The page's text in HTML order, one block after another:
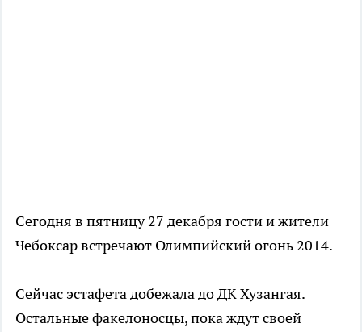
Сегодня в пятницу 27 декабря гости и жители
Чебоксар встречают Олимпийский огонь 2014.
Сейчас эстафета добежала до ДК Хузангая.
Остальные факелоносцы, пока ждут своей